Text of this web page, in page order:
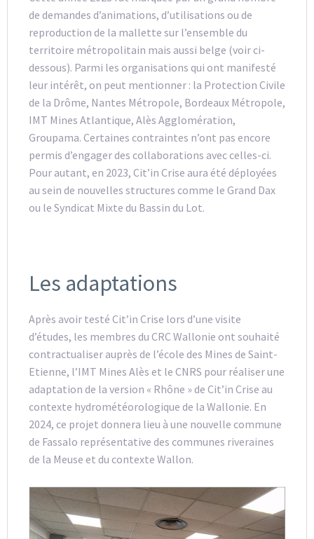
de demandes d’animations, d’utilisations ou de
reproduction de la mallette sur l’ensemble du
territoire métropolitain mais aussi belge (voir ci-
dessous). Parmi les organisations qui ont manifesté
leur intérêt, on peut mentionner : la Protection Civile
de la Drôme, Nantes Métropole, Bordeaux Métropole,
IMT Mines Atlantique, Alès Agglomération,
Groupama. Certaines contraintes n’ont pas encore
permis d’engager des collaborations avec celles-ci.
Pour autant, en 2023, Cit’in Crise aura été déployées
au sein de nouvelles structures comme le Grand Dax
ou le Syndicat Mixte du Bassin du Lot.
Les adaptations
Après avoir testé Cit’in Crise lors d’une visite
d’études, les membres du CRC Wallonie ont souhaité
contractualiser auprès de l’école des Mines de Saint-
Etienne, l’IMT Mines Alès et le CNRS pour réaliser une
adaptation de la version « Rhône » de Cit’in Crise au
contexte hydrométéorologique de la Wallonie. En
2024, ce projet donnera lieu à une nouvelle commune
de Fassalo représentative des communes riveraines
de la Meuse et du contexte Wallon.